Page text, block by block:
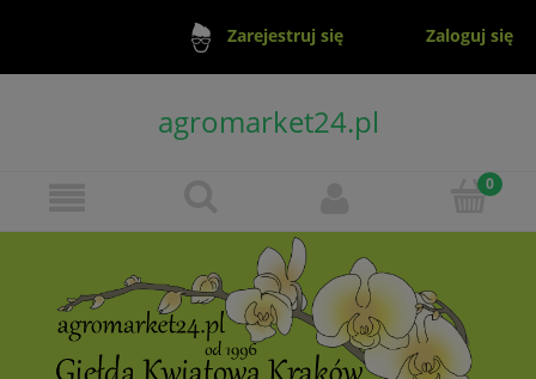
Zarejestruj się Zaloguj się
agromarket24.pl